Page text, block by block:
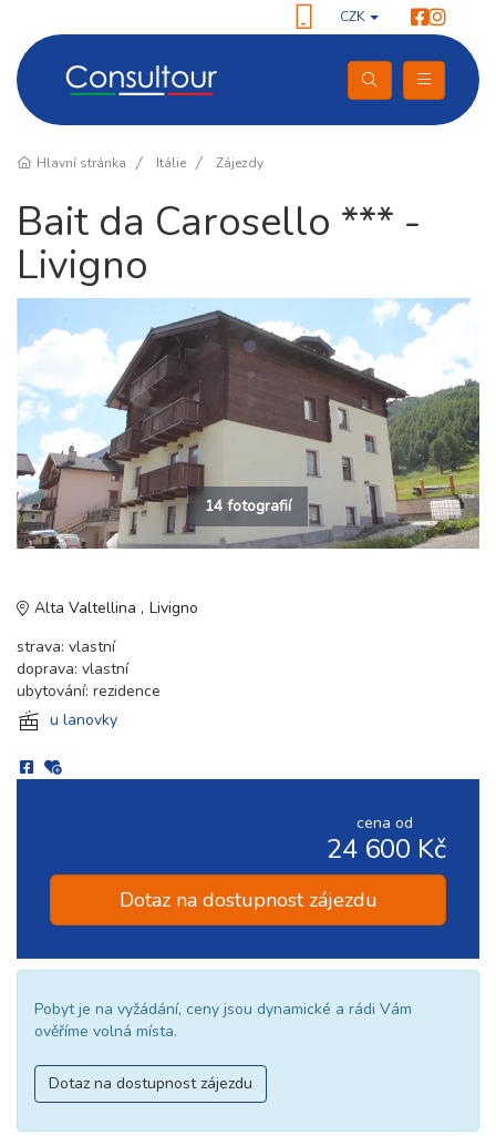
CZK
Hlavní stránka Itálie Zájezdy
Bait da Carosello *** -
Livigno
14 fotografií
Alta Valtellina
Livigno
strava: vlastní
doprava: vlastní
ubytování: rezidence
u lanovky
cena od
24 600 Kč
Dotaz na dostupnost zájezdu
Pobyt je na vyžádání, ceny jsou dynamické a rádi Vám
ověříme volná místa.
Dotaz na dostupnost zájezdu